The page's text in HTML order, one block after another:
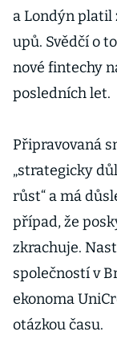
a Londýn
upů. Svědčí o
nové fintechy
posledních let.
Připravovaná
„strategicky
růst“ a má
případ, že
zkrachuje.
společností v
ekonoma
otázkou času.